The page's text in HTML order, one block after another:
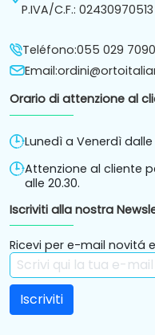
P.IVA/C.F.: 02430970513
Teléfono:055 029 7090
Email:
Orario di attenzione al
Lunedì a Venerdì dalle
Attenzione al cliente
alle 20.30.
Iscriviti alla nostra
Ricevi per e-mail novitá